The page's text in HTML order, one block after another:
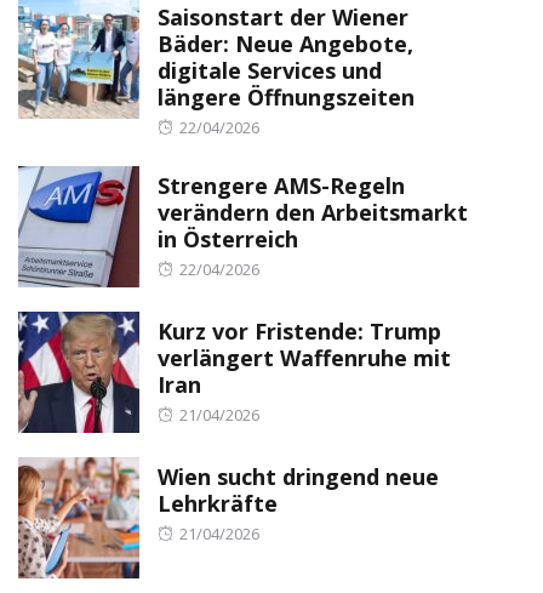
Saisonstart der Wiener
Bäder: Neue Angebote,
digitale Services und
längere Öffnungszeiten
Posted
22/04/2026
Strengere AMS-Regeln
verändern den Arbeitsmarkt
in Österreich
Posted
22/04/2026
Kurz vor Fristende: Trump
verlängert Waffenruhe mit
Iran
Posted
21/04/2026
Wien sucht dringend neue
Lehrkräfte
Posted
21/04/2026